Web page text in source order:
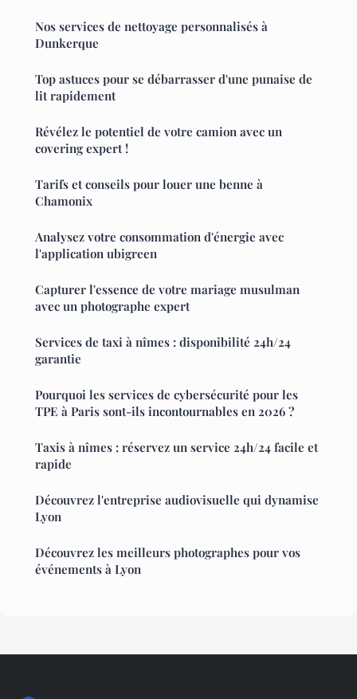
Nos services de nettoyage personnalisés à
Dunkerque
Top astuces pour se débarrasser d'une punaise de
lit rapidement
Révélez le potentiel de votre camion avec un
covering expert !
Tarifs et conseils pour louer une benne à
Chamonix
Analysez votre consommation d'énergie avec
l'application ubigreen
Capturer l'essence de votre mariage musulman
avec un photographe expert
Services de taxi à nîmes : disponibilité 24h/24
garantie
Pourquoi les services de cybersécurité pour les
TPE à Paris sont-ils incontournables en 2026 ?
Taxis à nîmes : réservez un service 24h/24 facile et
rapide
Découvrez l'entreprise audiovisuelle qui dynamise
Lyon
Découvrez les meilleurs photographes pour vos
événements à Lyon